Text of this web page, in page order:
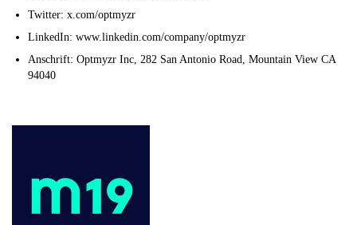
Twitter: x.com/optmyzr
LinkedIn: www.linkedin.com/company/optmyzr
Anschrift: Optmyzr Inc, 282 San Antonio Road, Mountain View CA
94040